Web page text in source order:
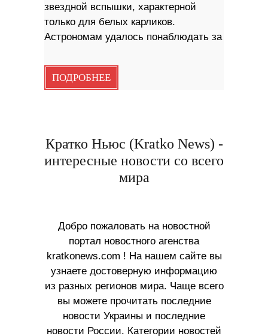
звездной вспышки, характерной
только для белых карликов.
Астрономам удалось понаблюдать за
ПОДРОБНЕЕ
Кратко Ньюс (Kratko News) -
интересные новости со всего
мира
Добро пожаловать на новостной
портал новостного агенства
kratkonews.com ! На нашем сайте вы
узнаете достоверную информацию
из разных регионов мира. Чаще всего
вы можете прочитать последние
новости Украины и последние
новости России. Категории новостей